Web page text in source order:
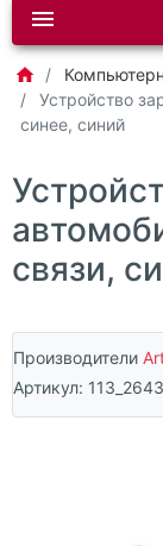
Устройство
синее, синий
связи,
Производители
Артикул: